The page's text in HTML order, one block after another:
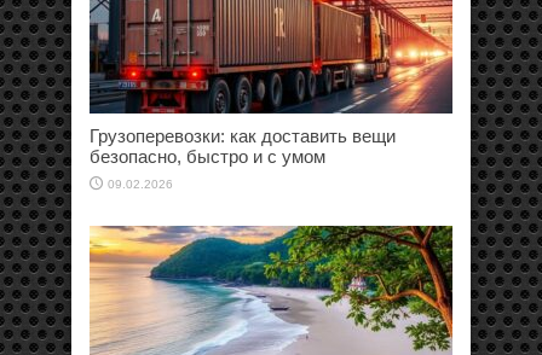
Грузоперевозки: как доставить вещи
безопасно, быстро и с умом
09.02.2026